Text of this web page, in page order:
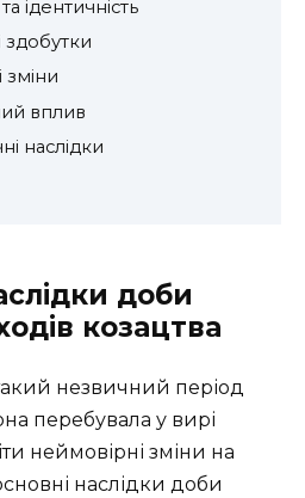
ідентичність
здобутки
зміни
вплив
наслідки
доби
козацтва
незвичний період
перебувала у вирі
неймовірні зміни на
наслідки доби